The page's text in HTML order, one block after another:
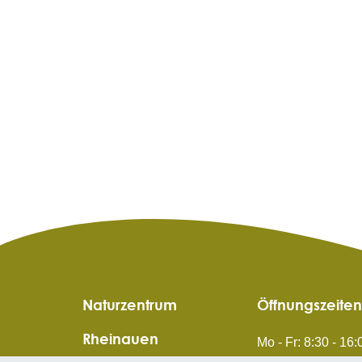
Naturzentrum
Rheinauen
Öffnungszeiten
Mo - Fr: 8:30 -